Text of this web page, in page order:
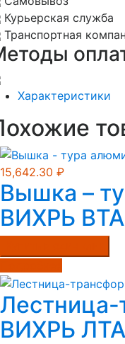
Курьерская служба
Транспортная
Характеристики
15,642.30 ₽
Вышка –
ВИХРЬ
ВИХРЬ